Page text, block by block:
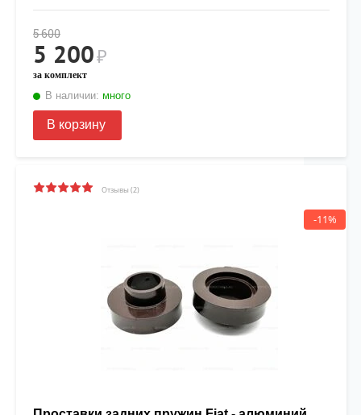
5 600
5 200₽
за комплект
В наличии: много
В корзину
Отзывы (2)
-11%